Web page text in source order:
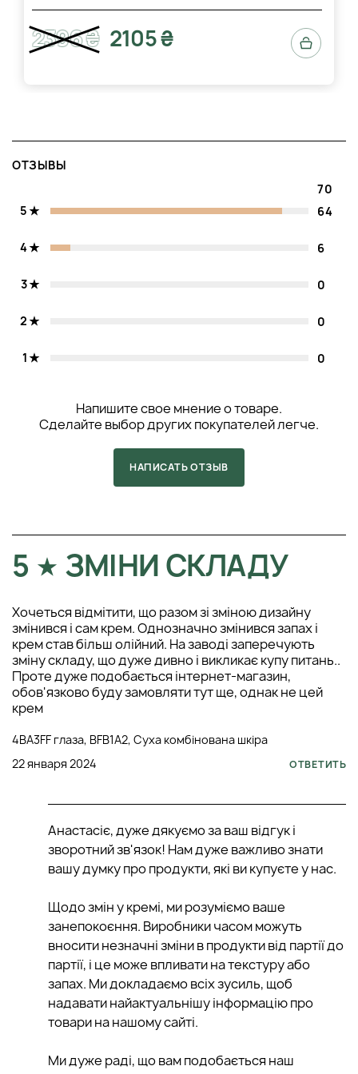
свойство заканчиваться.
Также, ты можешь воспользоваться промокодом во время
следующей покупки. А вот информацию о том, как получить
2396 ₴ 2105 ₴
ОТЗЫВЫ
70
5
64
4 6
3 0
2 0
1 0
Напишите свое мнение о товаре.
Сделайте выбор других покупателей легче.
НАПИСАТЬ ОТЗЫВ
5 ЗМІНИ СКЛАДУ
Хочеться відмітити, що разом зі зміною дизайну
змінився і сам крем. Однозначно змінився запах і
крем став більш олійний. На заводі заперечують
зміну складу, що дуже дивно і викликає купу питань..
Проте дуже подобається інтернет-магазин,
обов'язково буду замовляти тут ще, однак не цей
крем
4BA3FF глаза, BFB1A2, Суха комбінована шкіра
22 января 2024
ОТВЕТИТЬ
Анастасіє, дуже дякуємо за ваш відгук і
зворотний зв'язок! Нам дуже важливо знати
вашу думку про продукти, які ви купуєте у нас.
Щодо змін у кремі, ми розуміємо ваше
занепокоєння. Виробники часом можуть
вносити незначні зміни в продукти від партії до
партії, і це може впливати на текстуру або
запах. Ми докладаємо всіх зусиль, щоб
надавати найактуальнішу інформацію про
товари на нашому сайті.
Ми дуже раді, що вам подобається наш